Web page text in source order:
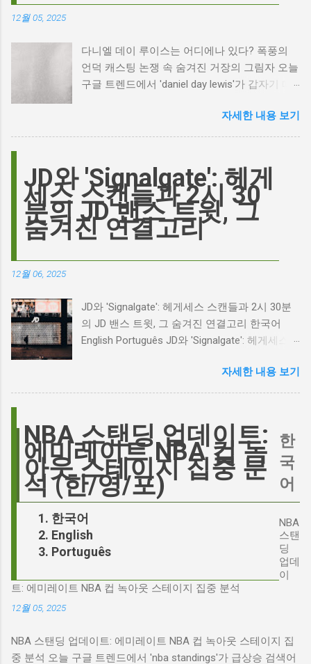
12월 05, 2025
다니엘 데이 루이스는 어디에나 있다? 폭풍의
언덕 캐스팅 논쟁 속 숨겨진 거장의 그림자 오늘
구글 트렌드에서 'daniel day lewis'가 갑자기 떠
이름이 왜 다시 사람들의 입에 오르내리는 걸까
요? 표면적으로는 마고 로비가 제작하고 주연을
이 그 시작입니다. 하지만 그 이면에는 '연기'라
는 예술에 대한 깊은 갈망과, 완벽주의를 향한
끊임없는 열망이 숨겨져 있습니다. Photo by
Plufow Le Studio on Unsplash 폭풍의 언덕, 그
리고 캐스팅 논쟁의 불씨 최근 몇 주 동안 영화
하는 동시에 우려를 표했습니다. 일부에서는 엘
로디의 이미지가 원작 속 히스클리프와는 다소
거리가 있다는 의견을 제시하며 캐스팅에 대한
한 비판에 대해 "기다려 보세요. 믿으세요. 분명
의 이미지가 원작과 부합하는지 여부를 넘어, 우
리가 '히스클리프'라는 인물에게 기대하는 바가
무엇인지, 그리고 배우가 그 기대를 어떻게 충족
시킬 수 있는지에 대한 근본적인 질문을 던집니
다. 다니엘 데이 루이스, '진정성'의 대명사 이 지
점에서 다니엘 데이 루이스의 이름이 등장하는
것은 결코 우연이 아닙니다. 그는 '메소드 연
기'의 극한을 보여주는 배우로서, 맡는 역할마다
완벽하게 몰입하여 실제 인물과 구분이 어려울
정도의 연기를 선보였습니다. <나의 왼발>에서
자세한 내용 보기
JD와 'Signalgate': 헤게
세스 스캔들과 2시 30
분의 JD 밴스 트윗, 그
숨겨진 연결고리
12월 06, 2025
JD와 'Signalgate': 헤게세스 스캔들과 2시 30분
의 JD 밴스 트윗, 그 숨겨진 연결고리 한국어
English Português JD와 'Signalgate': 헤게세스
연결고리 오늘의 구글 트렌드 인기 검색어 'jd'는
단순히 두 글자의 약자가 아닙니다. 최근 미국
'Signalgate' 스캔들과 깊숙이 연결되어 있습니
다. 폭스뉴스 진행자 피트 헤게세스(Pete
Hegseth)를 중심으로 벌어진 이 스캔들은 예상
치 못한 인물, JD 밴스(JD Vance)의 이름까지 소
환하며 파장을 일으키고 있습니다. 왜 'jd'가 갑자
들이 어떻게 얽혀있는 것일까요? 최대100%세일
오늘의 특가 'Signalgate' 스캔들: 피트 헤게세스
의 그림자 먼저 'Signalgate' 스캔들의 핵심 인물
인 피트 헤게세스부터 살펴봐야 합니다. 최근 공
개된 국방부 감사 보고서에 따르면, 헤게세스는
스의 행위가 윤리적으로 심각한 문제를 야기하
며, 군의 명예를 훼손할 수 있다고 지적합니다.
자세한 내용 보기
NBA 스탠딩 업데이트:
에미레이트 NBA 컵 녹
아웃 스테이지 집중 분
석 (한/영/포)
한국어
English
Português
한
국
어
NBA
스탠
딩
업데
이
트: 에미레이트 NBA 컵 녹아웃 스테이지 집중 분석
12월 05, 2025
NBA 스탠딩 업데이트: 에미레이트 NBA 컵 녹아웃 스테이지 집
중 분석 오늘 구글 트렌드에서 'nba standings'가 급상승 검색어